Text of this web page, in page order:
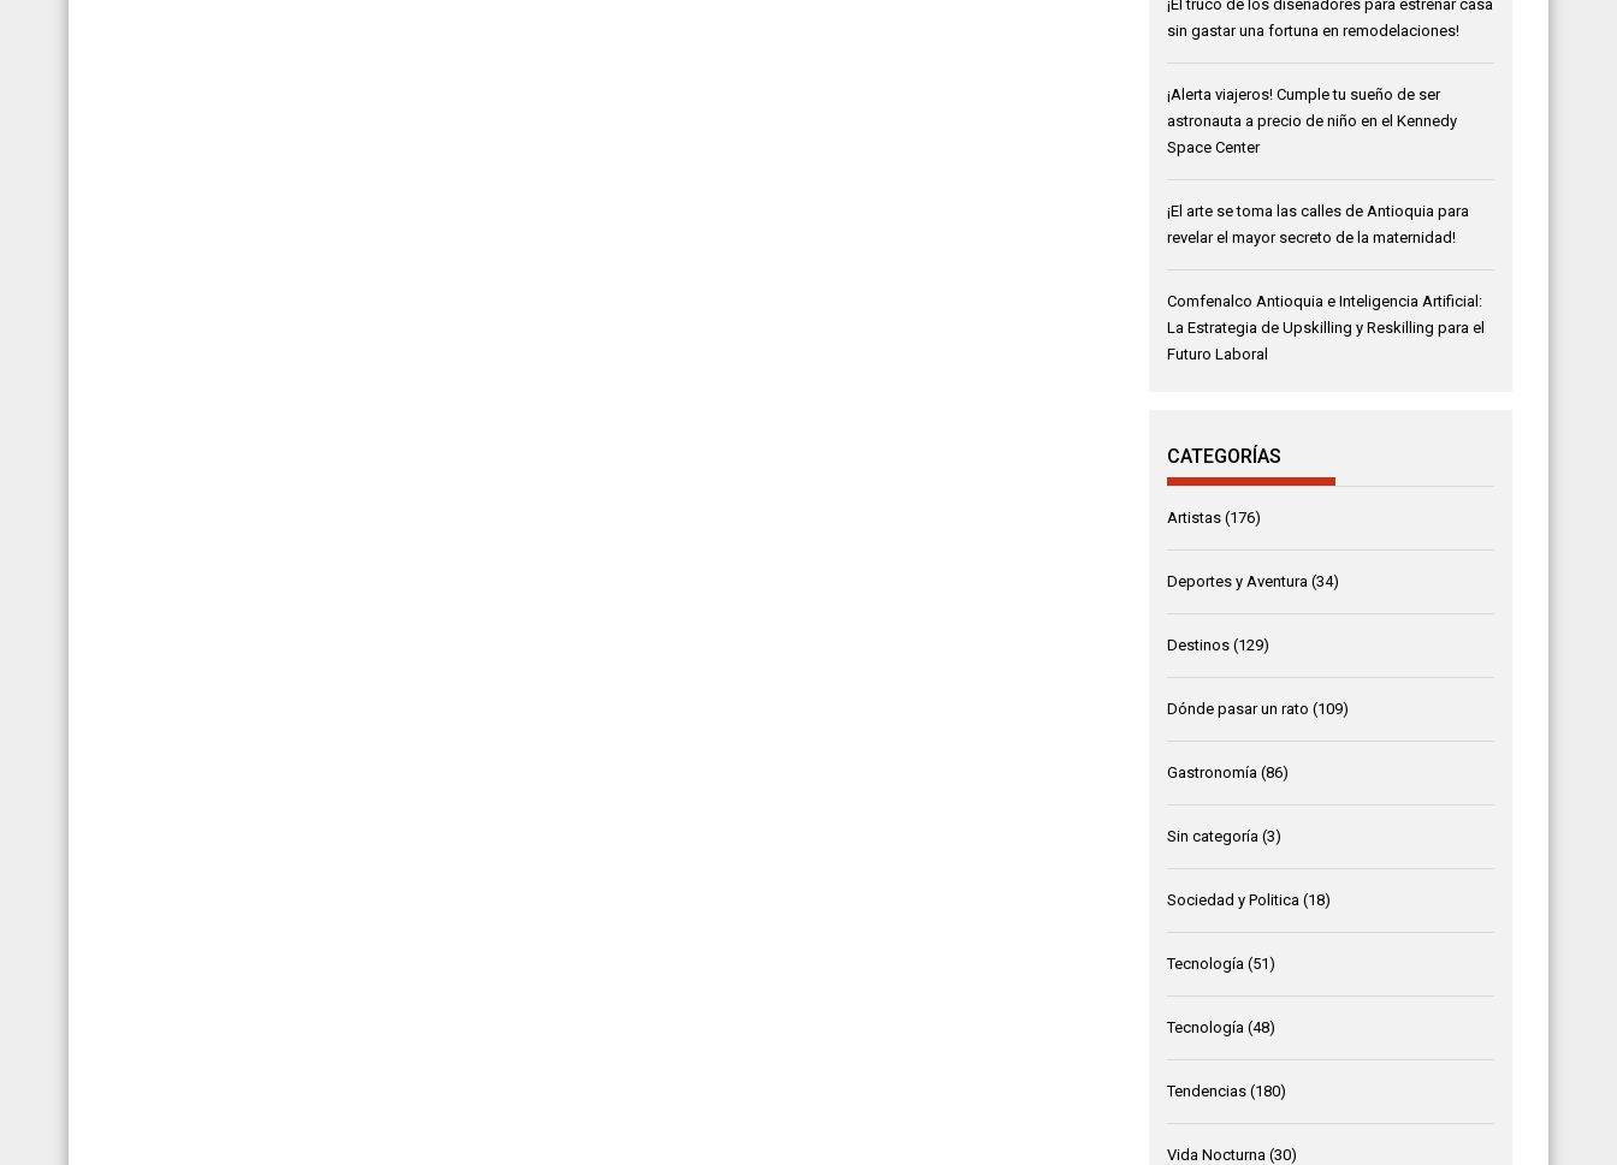
¡El truco de los diseñadores para estrenar casa
sin gastar una fortuna en remodelaciones!
¡Alerta viajeros! Cumple tu sueño de ser
astronauta a precio de niño en el Kennedy
Space Center
¡El arte se toma las calles de Antioquia para
revelar el mayor secreto de la maternidad!
Comfenalco Antioquia e Inteligencia Artificial:
La Estrategia de Upskilling y Reskilling para el
Futuro Laboral
CATEGORÍAS
Artistas (176)
Deportes y Aventura (34)
Destinos (129)
Dónde pasar un rato (109)
Gastronomía (86)
Sin categoría (3)
Sociedad y Politica (18)
Tecnología (51)
Tecnología (48)
Tendencias (180)
Vida Nocturna (30)